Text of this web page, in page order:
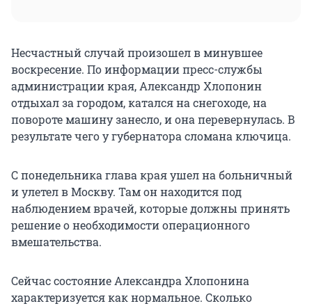
Несчастный случай произошел в минувшее
воскресение. По информации пресс-службы
администрации края, Александр Хлопонин
отдыхал за городом, катался на снегоходе, на
повороте машину занесло, и она перевернулась. В
результате чего у губернатора сломана ключица.
С понедельника глава края ушел на больничный
и улетел в Москву. Там он находится под
наблюдением врачей, которые должны принять
решение о необходимости операционного
вмешательства.
Сейчас состояние Александра Хлопонина
характеризуется как нормальное. Сколько